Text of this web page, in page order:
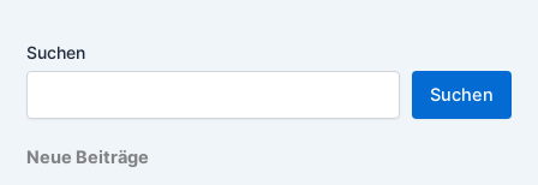
Suchen
Suchen
Neue Beiträge